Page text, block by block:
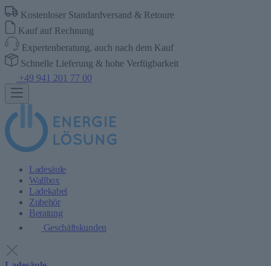
Kostenloser Standardversand & Retoure
Kauf auf Rechnung
Expertenberatung, auch nach dem Kauf
Schnelle Lieferung & hohe Verfügbarkeit
+49 941 201 77 00
Ladesäule
Wallbox
Ladekabel
Zubehör
Beratung
Geschäftskunden